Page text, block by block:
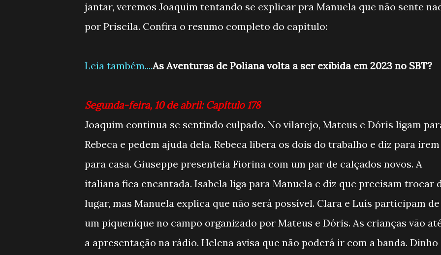
jantar, veremos Joaquim tentando se explicar pra Manuela que não sente
por Priscila. Confira o resumo completo do capitulo:
Leia também....As Aventuras de Poliana volta a ser exibida em 2023 no SBT?
Segunda-feira, 10 de abril: Capítulo 178
Joaquim continua se sentindo culpado. No vilarejo, Mateus e Dóris ligam
Rebeca e pedem ajuda dela. Rebeca libera os dois do trabalho e diz para irem
para casa. Giuseppe presenteia Fiorina com um par de calçados novos. A
italiana fica encantada. Isabela liga para Manuela e diz que precisam trocar
lugar, mas Manuela explica que não será possível. Clara e Luís participam de
um piquenique no campo organizado por Mateus e Dóris. As crianças vão
a apresentação na rádio. Helena avisa que não poderá ir com a banda. Dinho